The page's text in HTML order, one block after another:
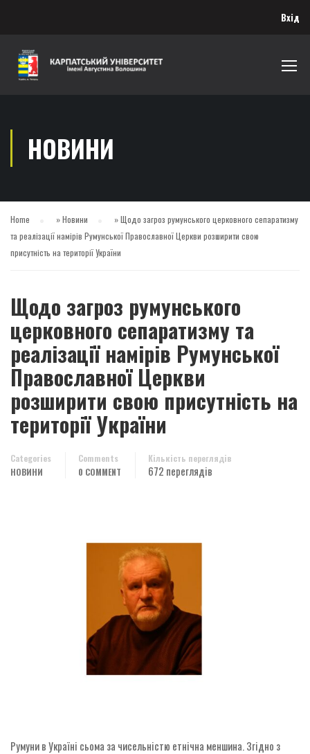
Вхід
НОВИНИ
Home »Новини »Щодо загроз румунського церковного сепаратизму
та реалізації намірів Румунської Православної Церкви розширити свою
присутність на території України
Щодо загроз румунського
церковного сепаратизму та
реалізації намірів Румунської
Православної Церкви
розширити свою присутність на
території України
Categories
НОВИНИ
Comments
0 COMMENT
Кількість переглядів
672 переглядів
Румуни в Україні сьома за чисельністю етнічна меншина. Згідно з